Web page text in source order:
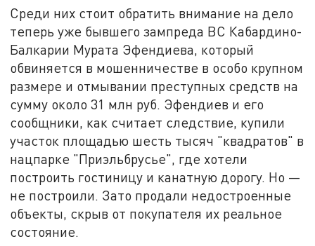
Среди них стоит обратить внимание на дело
теперь уже бывшего зампреда ВС Кабардино-
Балкарии Мурата Эфендиева, который
обвиняется в мошенничестве в особо крупном
размере и отмывании преступных средств на
сумму около 31 млн руб. Эфендиев и его
сообщники, как считает следствие, купили
участок площадью шесть тысяч "квадратов" в
нацпарке "Приэльбрусье", где хотели
построить гостиницу и канатную дорогу. Но —
не построили. Зато продали недостроенные
объекты, скрыв от покупателя их реальное
состояние.